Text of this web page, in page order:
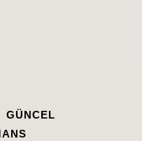
GÜNCEL